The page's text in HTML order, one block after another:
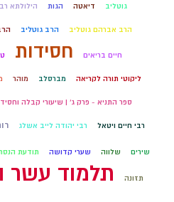
גוטליב דיאטה הגות הילולתא
הרב אברהם גוטליב הרב גוטליב
חיים בריאים חסידות
ליקוטי תורה לקריאה מברסלב מוהר
ספר התניא - פרק ג' | שיעורי קבלה
רבי חיים ויטאל רבי יהודה לייב אשלג
שירים שלווה שערי קדושה תודעת
תזונה תלמוד עשר